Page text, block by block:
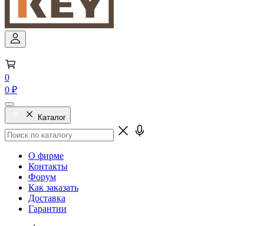
0
0 ₽
Каталог
О фирме
Контакты
Форум
Как заказать
Доставка
Гарантии